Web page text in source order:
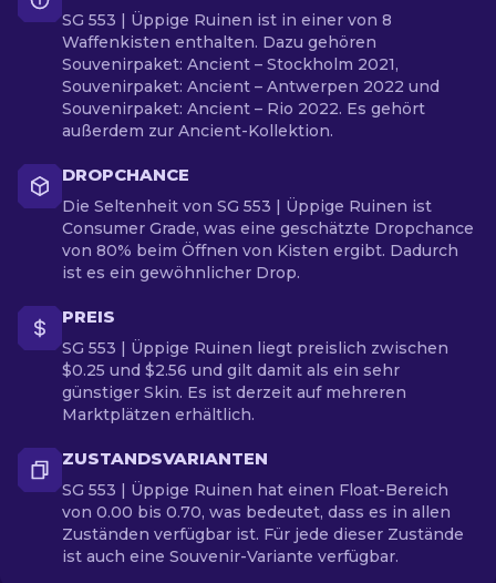
SG 553 | Üppige Ruinen ist in einer von 8
Waffenkisten enthalten. Dazu gehören
Souvenirpaket: Ancient – Stockholm 2021,
Souvenirpaket: Ancient – Antwerpen 2022 und
Souvenirpaket: Ancient – Rio 2022. Es gehört
außerdem zur Ancient-Kollektion.
DROPCHANCE
Die Seltenheit von SG 553 | Üppige Ruinen ist
Consumer Grade, was eine geschätzte Dropchance
von 80% beim Öffnen von Kisten ergibt. Dadurch
ist es ein gewöhnlicher Drop.
PREIS
SG 553 | Üppige Ruinen liegt preislich zwischen
$0.25 und $2.56 und gilt damit als ein sehr
günstiger Skin. Es ist derzeit auf mehreren
Marktplätzen erhältlich.
ZUSTANDSVARIANTEN
SG 553 | Üppige Ruinen hat einen Float-Bereich
von 0.00 bis 0.70, was bedeutet, dass es in allen
Zuständen verfügbar ist. Für jede dieser Zustände
ist auch eine Souvenir-Variante verfügbar.